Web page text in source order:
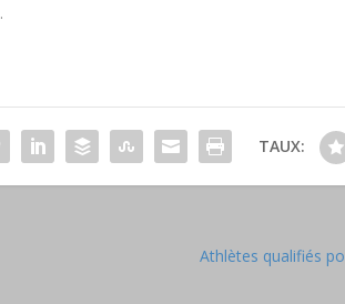
.
TAUX:
Athlètes qualifiés